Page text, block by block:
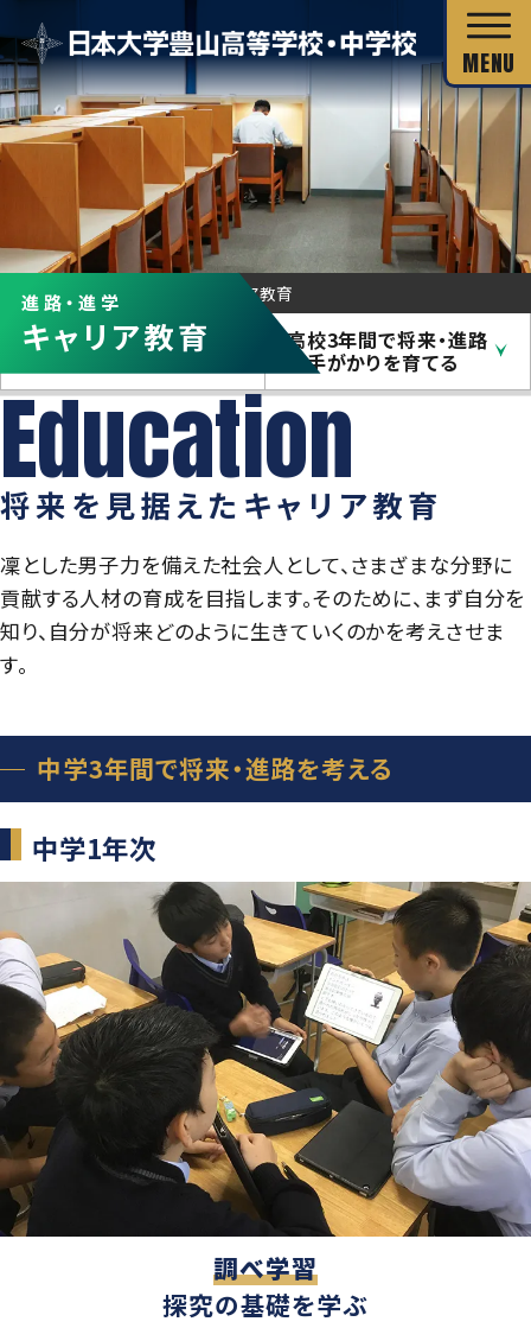
校長あいさつ
教育目標
スクール・ミッション
沿革・校歌
施設・設備
日本大学について
数字で見る豊山
独自の教育システム
グローバル教育
教科の特長
カリキュラム・シラバス
年間行事
制服紹介
豊山生の一日
学校案内パンフレット
学則
教科の特長
カリキュラム・シラバス
進学コース
年間行事
制服紹介
生徒座談会
学校案内パンフレット
学則
キャリア教育
進路指導
進学実績
進路新聞Compass
活躍するOB
進路・進学
キャリア教育
HOME 進路・進学 キャリア教育
中学3年間で将来・進
路を考える
高校3年間で将来・進路
の手がかりを育てる
将来を見据えたキャリア教育
凜とした男子力を備えた社会人として、さまざまな分野に
貢献する人材の育成を目指します。そのために、まず自分を
知り、自分が将来どのように生きていくのかを考えさせま
す。
中学3年間で将来・進路を考える
中学1年次
調べ学習
探究の基礎を学ぶ